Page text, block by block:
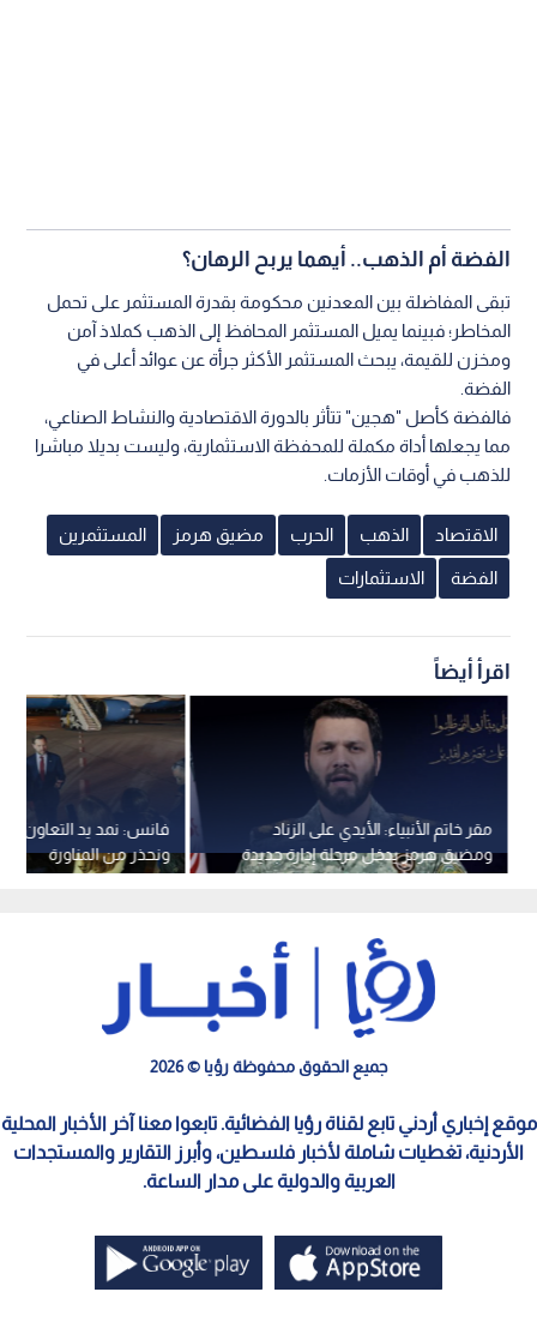
الفضة أم الذهب.. أيهما يربح الرهان؟
تبقى المفاضلة بين المعدنين محكومة بقدرة المستثمر على تحمل
المخاطر؛ فبينما يميل المستثمر المحافظ إلى الذهب كملاذ آمن
ومخزن للقيمة، يبحث المستثمر الأكثر جرأة عن عوائد أعلى في
الفضة.
فالفضة كأصل "هجين" تتأثر بالدورة الاقتصادية والنشاط الصناعي،
مما يجعلها أداة مكملة للمحفظة الاستثمارية، وليست بديلا مباشرا
للذهب في أوقات الأزمات.
الاقتصاد الذهب الحرب مضيق هرمز المستثمرين
الفضة الاستثمارات
اقرأ أيضاً
فانس: نمد يد التعاون
ونحذر من المناورة
مقر خاتم الأنبياء: الأيدي على الزناد
ومضيق هرمز يدخل مرحلة إدارة جديدة
جميع الحقوق محفوظة رؤيا © 2026
موقع إخباري أردني تابع لقناة رؤيا الفضائية. تابعوا معنا آخر الأخبار المحلية
الأردنية، تغطيات شاملة لأخبار فلسطين، وأبرز التقارير والمستجدات
العربية والدولية على مدار الساعة.